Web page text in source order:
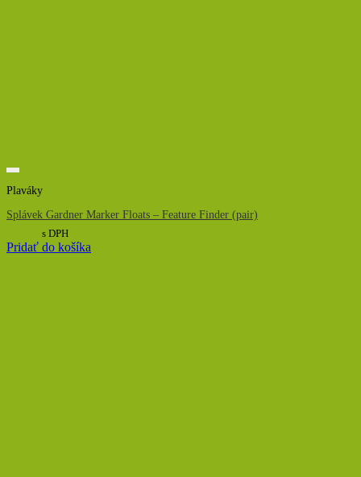
Plaváky
Splávek Gardner Marker Floats – Feature Finder (pair)
s DPH
Pridať do košíka